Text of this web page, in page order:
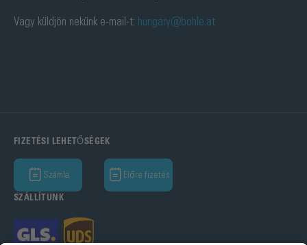
Vagy küldjön nekünk e-mail-t: hungary@bohle.at
FIZETÉSI LEHETŐSÉGEK
Számla Előre fizetés
SZÁLLÍTUNK